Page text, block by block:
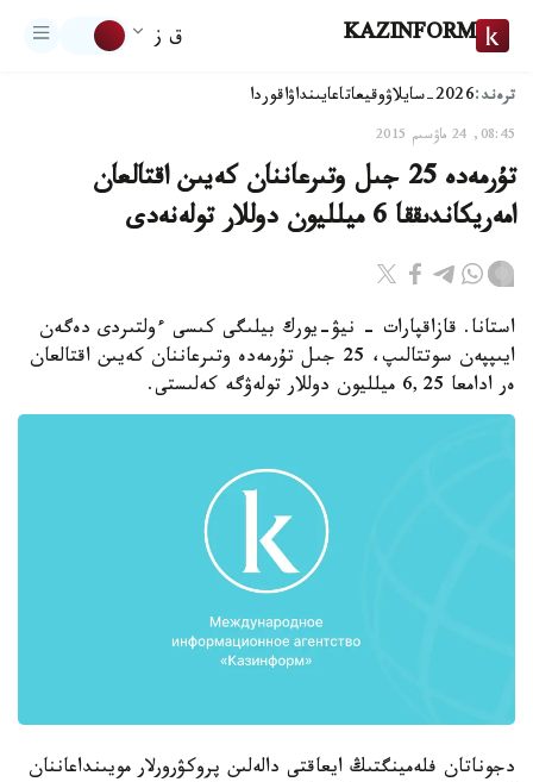
KAZINFORM ق ز
ترەند:2026-سايلاۋ وقيعاتاعايىنداۋاقوردا
08:45, 24 ماۋسىم 2015
تۇرمەدە 25 جىل وتىرعاننان كەيىن اقتالعان
امەريكاندىققا 6 ميلليون دوللار تولەنەدى
استانا. قازاقپارات - نيۋ-يورك بيلىگى كىسى ءولتىردى دەگەن
ايىپپەن سوتتالىپ، 25 جىل تۇرمەدە وتىرعاننان كەيىن اقتالعان
ەر ادامعا 6,25 ميلليون دوللار تولەۋگە كەلىستى.
دجوناتان فلەمينگتىڭ ايعاقتى دالەلىن پروكۋرورلار مويىنداعاننان